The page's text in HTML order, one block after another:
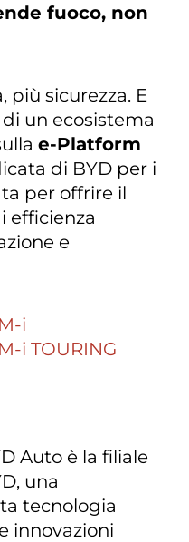
fuoco, non
più sicurezza. E
un ecosistema
e-Platform
di BYD per i
per offrire il
efficienza
e
i
i TOURING
Auto è la filiale
una
tecnologia
innovazioni